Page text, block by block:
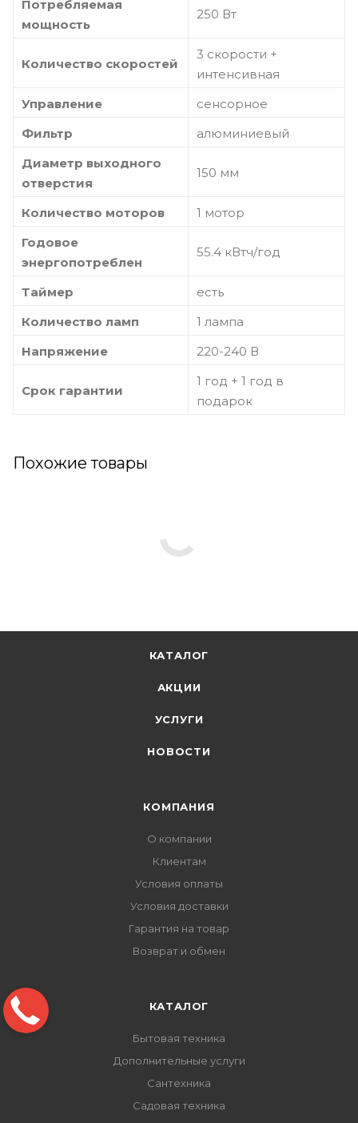
Потребляемая
мощность
250 Вт
Количество скоростей
3 скорости +
интенсивная
Управление
сенсорное
Фильтр
алюминиевый
Диаметр выходного
отверстия
150 мм
Количество моторов
1 мотор
Годовое
энергопотреблен
55.4 кВтч/год
Таймер
есть
Количество ламп
1 лампа
Напряжение
220-240 В
Срок гарантии
1 год + 1 год в
подарок
Похожие товары
КАТАЛОГ
АКЦИИ
УСЛУГИ
НОВОСТИ
КОМПАНИЯ
О компании
Клиентам
Условия оплаты
Условия доставки
Гарантия на товар
Возврат и обмен
КАТАЛОГ
Бытовая техника
Дополнительные услуги
Сантехника
Садовая техника